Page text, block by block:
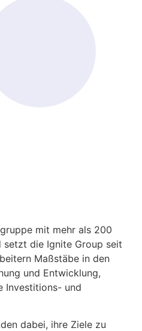
mit mehr als 200
setzt die Ignite Group seit
Maßstäbe in den
und Entwicklung,
Investitions- und
dabei, ihre Ziele zu